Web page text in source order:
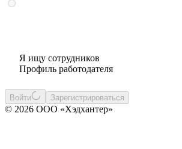
Я ищу сотрудников
Профиль работодателя
Войти Зарегистрироваться
© 2026 ООО «Хэдхантер»